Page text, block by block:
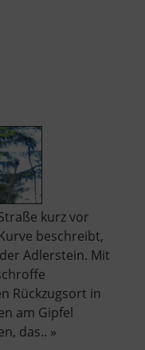
kurz vor
beschreibt,
Adlerstein. Mit
Rückzugsort in
am Gipfel
das.. »